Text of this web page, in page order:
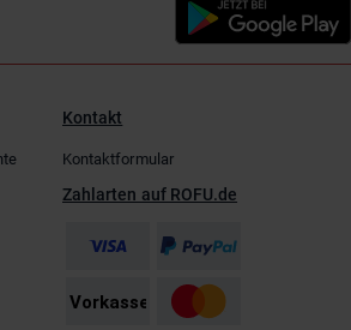
Kontakt
Kontaktformular
Zahlarten auf ROFU.de